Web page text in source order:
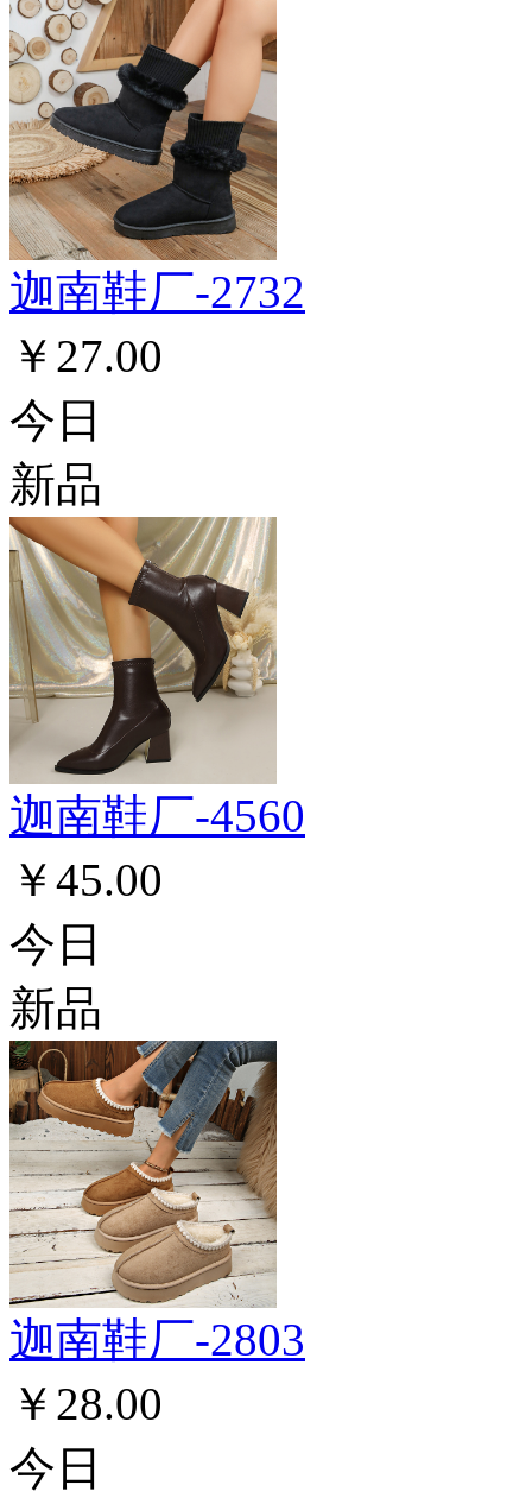
迦南鞋厂-2732
￥27.00
今日
新品
迦南鞋厂-4560
￥45.00
今日
新品
迦南鞋厂-2803
￥28.00
今日